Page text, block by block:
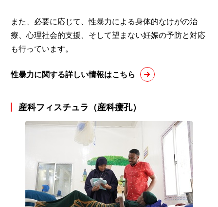
また、必要に応じて、性暴力による身体的なけがの治
療、心理社会的支援、そして望まない妊娠の予防と対応
も行っています。
性暴力に関する詳しい情報はこちら
産科フィスチュラ（産科瘻孔）